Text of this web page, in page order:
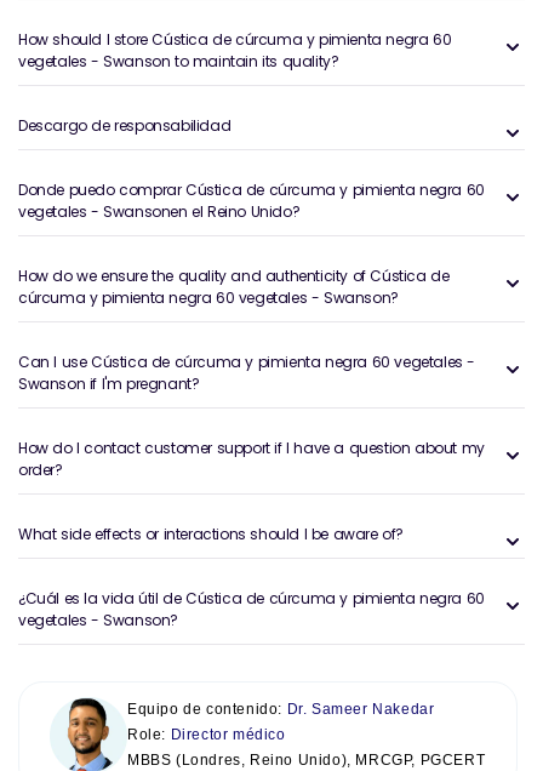
How should I store Cústica de cúrcuma y pimienta negra 60
vegetales - Swanson to maintain its quality?
Descargo de responsabilidad
Donde puedo comprar Cústica de cúrcuma y pimienta negra 60
vegetales - Swansonen el Reino Unido?
How do we ensure the quality and authenticity of Cústica de
cúrcuma y pimienta negra 60 vegetales - Swanson?
Can I use Cústica de cúrcuma y pimienta negra 60 vegetales -
Swanson if I'm pregnant?
How do I contact customer support if I have a question about my
order?
What side effects or interactions should I be aware of?
¿Cuál es la vida útil de Cústica de cúrcuma y pimienta negra 60
vegetales - Swanson?
Equipo de contenido: Dr. Sameer Nakedar
Role: Director médico
MBBS (Londres, Reino Unido), MRCGP, PGCERT